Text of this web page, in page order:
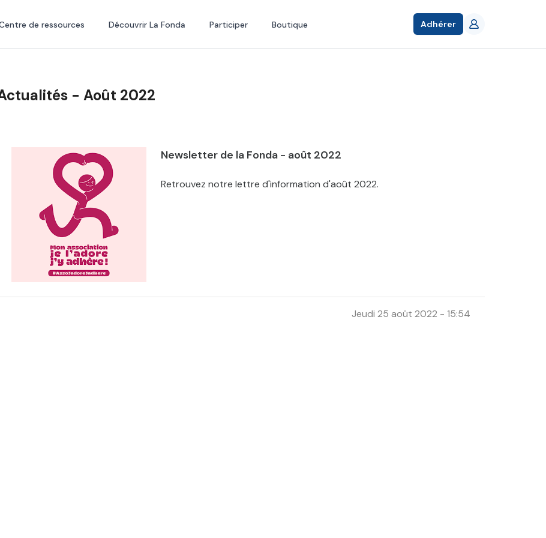
de ressources Découvrir La Fonda Participer Boutique Adhérer
- Août 2022
Newsletter de la Fonda - août 2022
Retrouvez notre lettre d'information d'août 2022.
Jeudi 25 août 2022 - 15:54